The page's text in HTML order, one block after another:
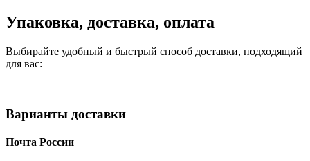
Упаковка, доставка, оплата
Выбирайте удобный и быстрый способ доставки, подходящий
для вас:
Варианты доставки
Почта России